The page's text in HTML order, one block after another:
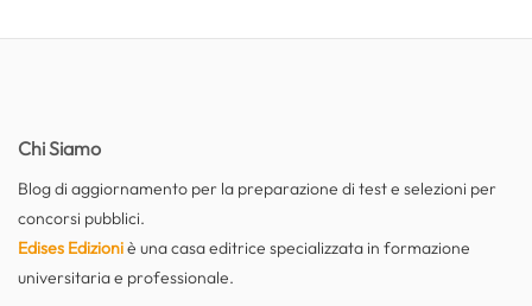
Chi Siamo
Blog di aggiornamento per la preparazione di test e selezioni per
concorsi pubblici.
Edises Edizioniè una casa editrice specializzata in formazione
universitaria e professionale.